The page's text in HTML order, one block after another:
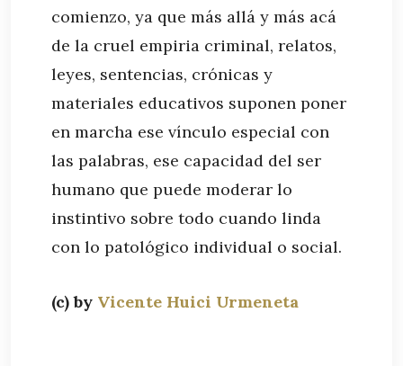
comienzo, ya que más allá y más acá
de la cruel empiria criminal, relatos,
leyes, sentencias, crónicas y
materiales educativos suponen poner
en marcha ese vínculo especial con
las palabras, ese capacidad del ser
humano que puede moderar lo
instintivo sobre todo cuando linda
con lo patológico individual o social.
(c) by Vicente Huici Urmeneta